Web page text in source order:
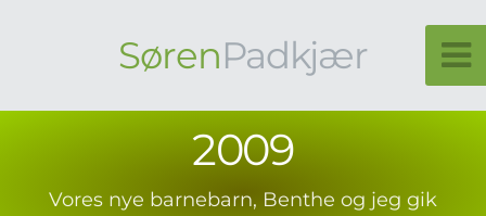
SørenPadkjær
2009
Vores nye barnebarn, Benthe og jeg gik